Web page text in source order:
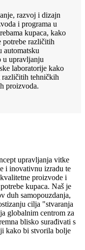
razvoj i dizajn
i programa u
kupaca, kako
različitih
automatsku
u upravljanju
laboratorije kako
različitih tehničkih
proizvoda.
upravljanja vitke
i inovativnu izradu te
proizvode i
kupaca. Naš je
duh samopouzdanja,
cilja "stvaranja
globalnim centrom za
blisko surađivati ​​s
kako bi stvorila bolje